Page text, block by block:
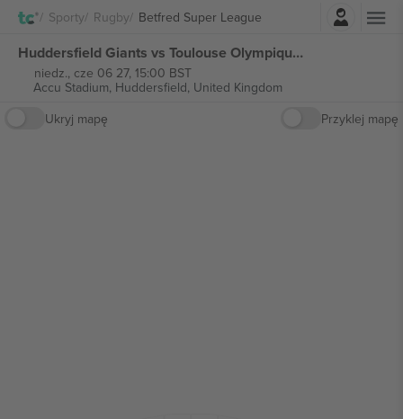
Sporty Rugby Betfred Super League
Zaloguj sie
Huddersfield Giants vs Toulouse Olympique Betfred Super League biletów
niedz., cze 06 27, 15:00 BST
Accu Stadium, Huddersfield, United Kingdom
Ukryj mapę
Przyklej mapę